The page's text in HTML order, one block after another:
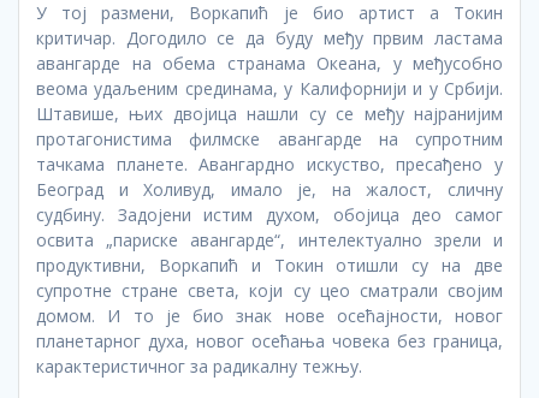
У тој размени, Воркапић је био артист а Токин
критичар. Догодило се да буду међу првим ластама
авангарде на обема странама Океана, у међусобно
веома удаљеним срединама, у Калифорнији и у Србији.
Штавише, њих двојица нашли су се међу најранијим
протагонистима филмске авангарде на супротним
тачкама планете. Авангардно искуство, пресађено у
Београд и Холивуд, имало је, на жалост, сличну
судбину. Задојени истим духом, обојица део самог
освита „париске авангарде“, интелектуално зрели и
продуктивни, Воркапић и Токин отишли су на две
супротне стране света, који су цео сматрали својим
домом. И то је био знак нове осећајности, новог
планетарног духа, новог осећања човека без граница,
карактеристичног за радикалну тежњу.